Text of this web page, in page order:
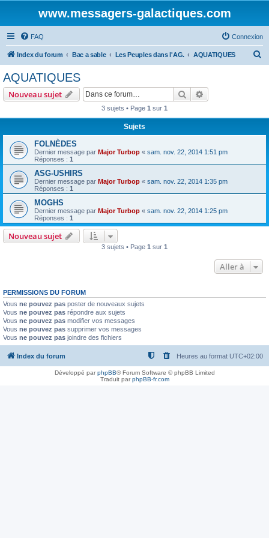
www.messagers-galactiques.com
FAQ Connexion
Index du forum Bac a sable Les Peuples dans l'AG. AQUATIQUES
AQUATIQUES
Nouveau sujet Rechercher
3 sujets • Page 1 sur 1
Sujets
FOLNÈDES
Dernier message par Major Turbop « sam. nov. 22, 2014 1:51 pm
Réponses : 1
ASG-USHIRS
Dernier message par Major Turbop « sam. nov. 22, 2014 1:35 pm
Réponses : 1
MOGHS
Dernier message par Major Turbop « sam. nov. 22, 2014 1:25 pm
Réponses : 1
Nouveau sujet
3 sujets • Page 1 sur 1
Aller à
PERMISSIONS DU FORUM
Vous ne pouvez pas poster de nouveaux sujets
Vous ne pouvez pas répondre aux sujets
Vous ne pouvez pas modifier vos messages
Vous ne pouvez pas supprimer vos messages
Vous ne pouvez pas joindre des fichiers
Index du forum Heures au format UTC+02:00
Développé parphpBB® Forum Software © phpBB Limited
Traduit parphpBB-fr.com